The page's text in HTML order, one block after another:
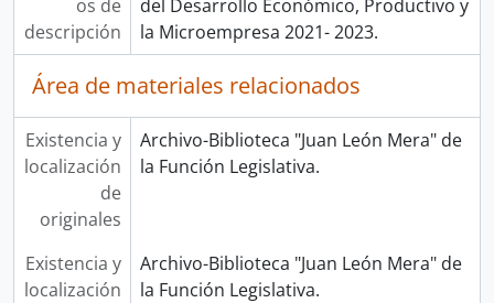
os de
descripción
del Desarrollo Económico, Productivo y
la Microempresa 2021- 2023.
Área de materiales relacionados
Existencia y
localización
de
originales
Archivo-Biblioteca "Juan León Mera" de
la Función Legislativa.
Existencia y
localización
Archivo-Biblioteca "Juan León Mera" de
la Función Legislativa.